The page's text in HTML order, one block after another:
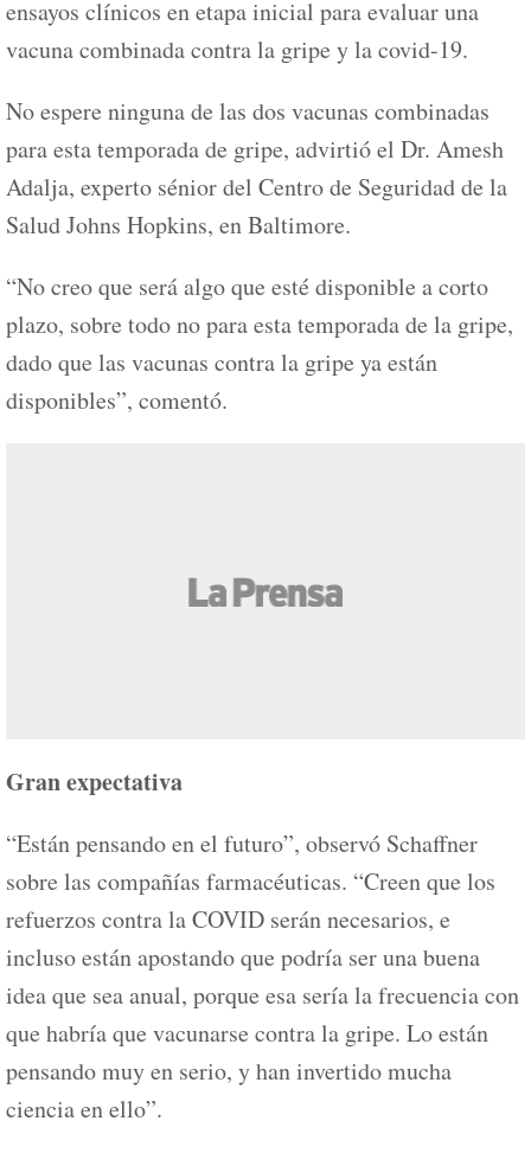
ensayos clínicos en etapa inicial para evaluar una
vacuna combinada contra la gripe y la covid-19.
No espere ninguna de las dos vacunas combinadas
para esta temporada de gripe, advirtió el Dr. Amesh
Adalja, experto sénior del Centro de Seguridad de la
Salud Johns Hopkins, en Baltimore.
“No creo que será algo que esté disponible a corto
plazo, sobre todo no para esta temporada de la gripe,
dado que las vacunas contra la gripe ya están
disponibles”, comentó.
Gran expectativa
“Están pensando en el futuro”, observó Schaffner
sobre las compañías farmacéuticas. “Creen que los
refuerzos contra la COVID serán necesarios, e
incluso están apostando que podría ser una buena
idea que sea anual, porque esa sería la frecuencia con
que habría que vacunarse contra la gripe. Lo están
pensando muy en serio, y han invertido mucha
ciencia en ello”.